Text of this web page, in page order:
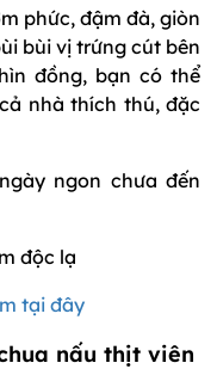
phức, đậm đà, giòn
bùi vị trứng cút bên
đồng, bạn có thể
nhà thích thú, đặc
độc lạ
tại đây
nấu thịt viên